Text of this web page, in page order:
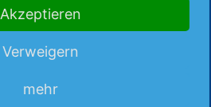
Akzeptieren
Verweigern
mehr